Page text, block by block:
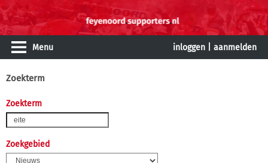
Menu inloggen aanmelden
Zoekterm
Zoekterm
Zoekgebied